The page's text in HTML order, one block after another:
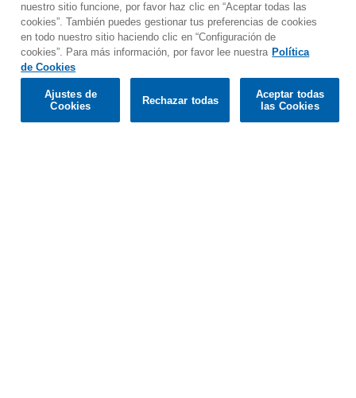
Would you prefer to visit our website in English?
Confirm
nuestro sitio funcione, por favor haz clic en “Aceptar todas las
cookies”. También puedes gestionar tus preferencias de cookies
en todo nuestro sitio haciendo clic en “Configuración de
cookies”. Para más información, por favor lee nuestra Política
de Cookies
Ajustes de
Cookies
Rechazar todas
Aceptar todas
las Cookies